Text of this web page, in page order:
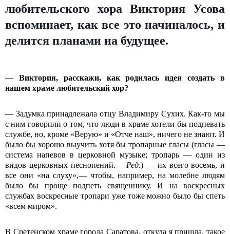
любительского хора Виктория Усова
вспоминает, как все это начиналось, и
делится планами на будущее.
— Виктория, расскажи, как родилась идея создать в
нашем храме любительский хор?
— Задумка принадлежала отцу Владимиру Сухих. Как-то мы
с ним говорили о том, что люди в храме хотели бы подпевать
службе, но, кроме «Верую» и «Отче наш», ничего не знают. И
было бы хорошо выучить хотя бы тропарные гласы (гласы —
система напевов в церковной музыке; тропарь — один из
видов церковных песнопений.— Ред.) — их всего восемь, и
все они «на слуху»,— чтобы, например, на молебне людям
было бы проще подпеть священнику. И на воскресных
службах воскресные тропари уже тоже можно было бы спеть
«всем миром».
В Сретенском храме города Саратова, откуда я пришла, такое